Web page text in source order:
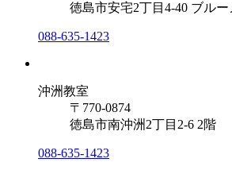
徳島市安宅2丁目4-40 ブルー
088-635-1423
沖洲教室
〒770-0874
徳島市南沖洲2丁目2-6 2階
088-635-1423